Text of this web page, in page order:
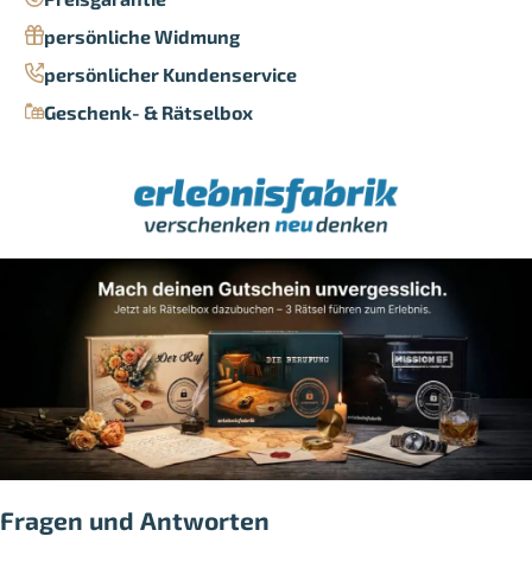
persönliche Widmung
persönlicher Kundenservice
Geschenk- & Rätselbox
Fragen und Antworten